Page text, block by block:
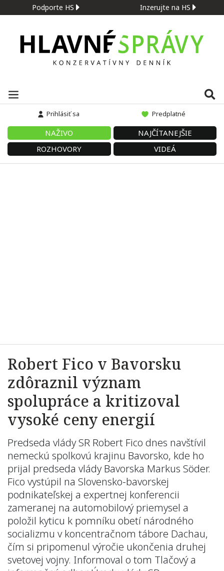
Podporte HS Inzerujte na HS
Prihlásiť sa Predplatné
NAŽIVO
NAJČÍTANEJŠIE
ROZHOVORY
VIDEÁ
Robert Fico v Bavorsku
zdôraznil význam
spolupráce a kritizoval
vysoké ceny energií
Predseda vlády SR Robert Fico dnes navštívil
nemeckú spolkovú krajinu Bavorsko, kde ho
prijal predseda vlády Bavorska Markus Söder.
Fico vystúpil na Slovensko-bavorskej
podnikateľskej a expertnej konferencii
zameranej na automobilový priemysel a
položil kyticu k pomníku obetí národného
socializmu v koncentračnom tábore Dachau,
čím si pripomenul výročie ukončenia druhej
svetovej vojny. Informoval o tom Tlačový a